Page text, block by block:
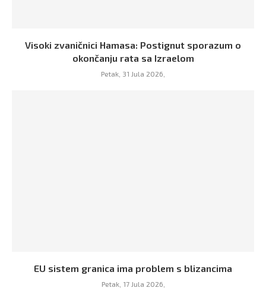
Visoki zvaničnici Hamasa: Postignut sporazum o
okončanju rata sa Izraelom
Petak, 31 Jula 2026,
EU sistem granica ima problem s blizancima
Petak, 17 Jula 2026,